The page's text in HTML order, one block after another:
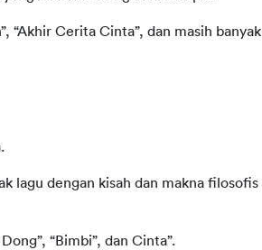
“Akhir Cerita Cinta”, dan masih banyak
lagu dengan kisah dan makna filosofis
“Bimbi”, dan Cinta”.